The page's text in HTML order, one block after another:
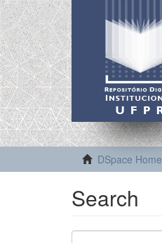
DSpace Home
Search